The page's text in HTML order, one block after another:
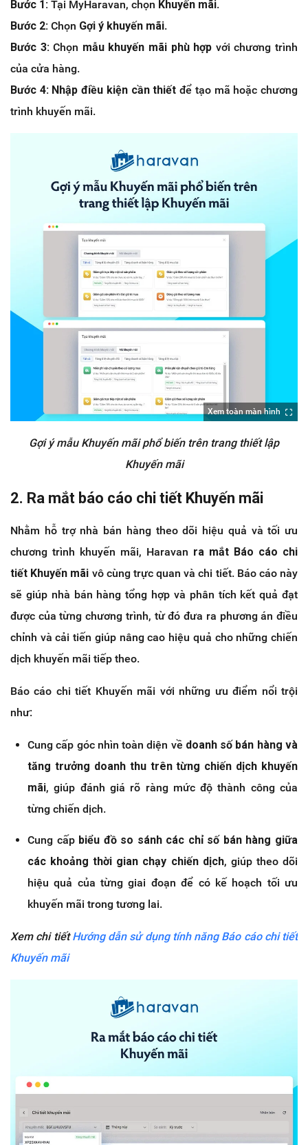
Bước 1: Tại MyHaravan, chọn Khuyến mãi.
Bước 2: Chọn Gợi ý khuyến mãi.
Bước 3:Chọn mẫu khuyến mãi phù hợp với chương trình
của cửa hàng.
Bước 4: Nhập điều kiện cần thiếtđể tạo mã hoặc chương
trình khuyến mãi.
Xem toàn màn hình
Gợi ý mẫu Khuyến mãi phổ biến trên trang thiết lập
Khuyến mãi
2. Ra mắt báo cáo chi tiết Khuyến mãi
Nhằm hỗ trợ nhà bán hàng theo dõi hiệu quả và tối ưu
chương trình khuyến mãi, Haravan ra mắt Báo cáo chi
tiết Khuyến mãi vô cùng trực quan và chi tiết. Báo cáo này
sẽ giúp nhà bán hàng tổng hợp và phân tích kết quả đạt
được của từng chương trình, từ đó đưa ra phương án điều
chỉnh và cải tiến giúp nâng cao hiệu quả cho những chiến
dịch khuyến mãi tiếp theo.
Báo cáo chi tiết Khuyến mãi với những ưu điểm nổi trội
như:
Cung cấp góc nhìn toàn diện về doanh số bán hàng và
tăng trưởng doanh thu trên từng chiến dịch khuyến
mãi, giúp đánh giá rõ ràng mức độ thành công của
từng chiến dịch.
Cung cấp biểu đồ so sánh các chỉ số bán hàng giữa
các khoảng thời gian chạy chiến dịch, giúp theo dõi
hiệu quả của từng giai đoạn để có kế hoạch tối ưu
khuyến mãi trong tương lai.
Xem chi tiếtHướng dẫn sử dụng tính năng Báo cáo chi tiết
Khuyến mãi